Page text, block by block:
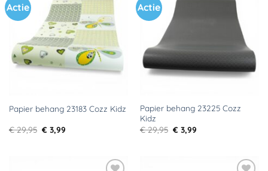
Actie
aan
verlanglijst
Papier behang 23183 Cozz Kidz
€29,95 Oorspronkelijke
prijs
€ 3,99Huidige
Actie
Toevoegen
aan
verlanglijst
Papier behang 23225 Cozz
Kidz
€29,95 Oorspronkelijke
prijs
€ 3,99Huidige